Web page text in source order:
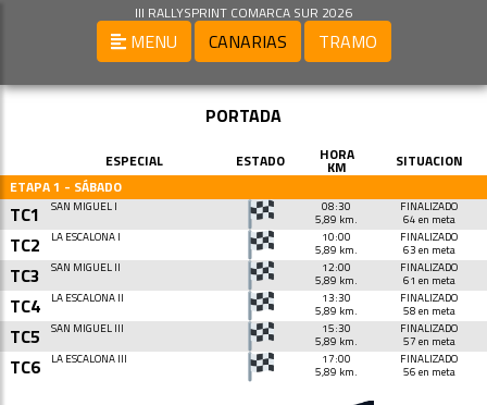
III RALLYSPRINT COMARCA SUR 2026
MENU CANARIAS TRAMO
PORTADA
ESPECIAL ESTADO HORA
KM
SITUACION
ETAPA 1 - SÁBADO
TC1 SAN MIGUEL I
08:30
5,89 km.
FINALIZADO
64 en meta
TC2 LA ESCALONA I
10:00
5,89 km.
FINALIZADO
63 en meta
TC3 SAN MIGUEL II
12:00
5,89 km.
FINALIZADO
61 en meta
TC4 LA ESCALONA II
13:30
5,89 km.
FINALIZADO
58 en meta
TC5 SAN MIGUEL III
15:30
5,89 km.
FINALIZADO
57 en meta
TC6 LA ESCALONA III
17:00
5,89 km.
FINALIZADO
56 en meta